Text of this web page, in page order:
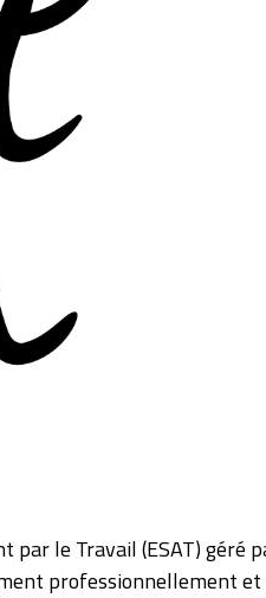
le Travail (ESAT) géré
professionnellement